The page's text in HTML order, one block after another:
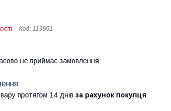
Код: 113961
не приймає замовлення
протягом 14 днів за рахунок покупця